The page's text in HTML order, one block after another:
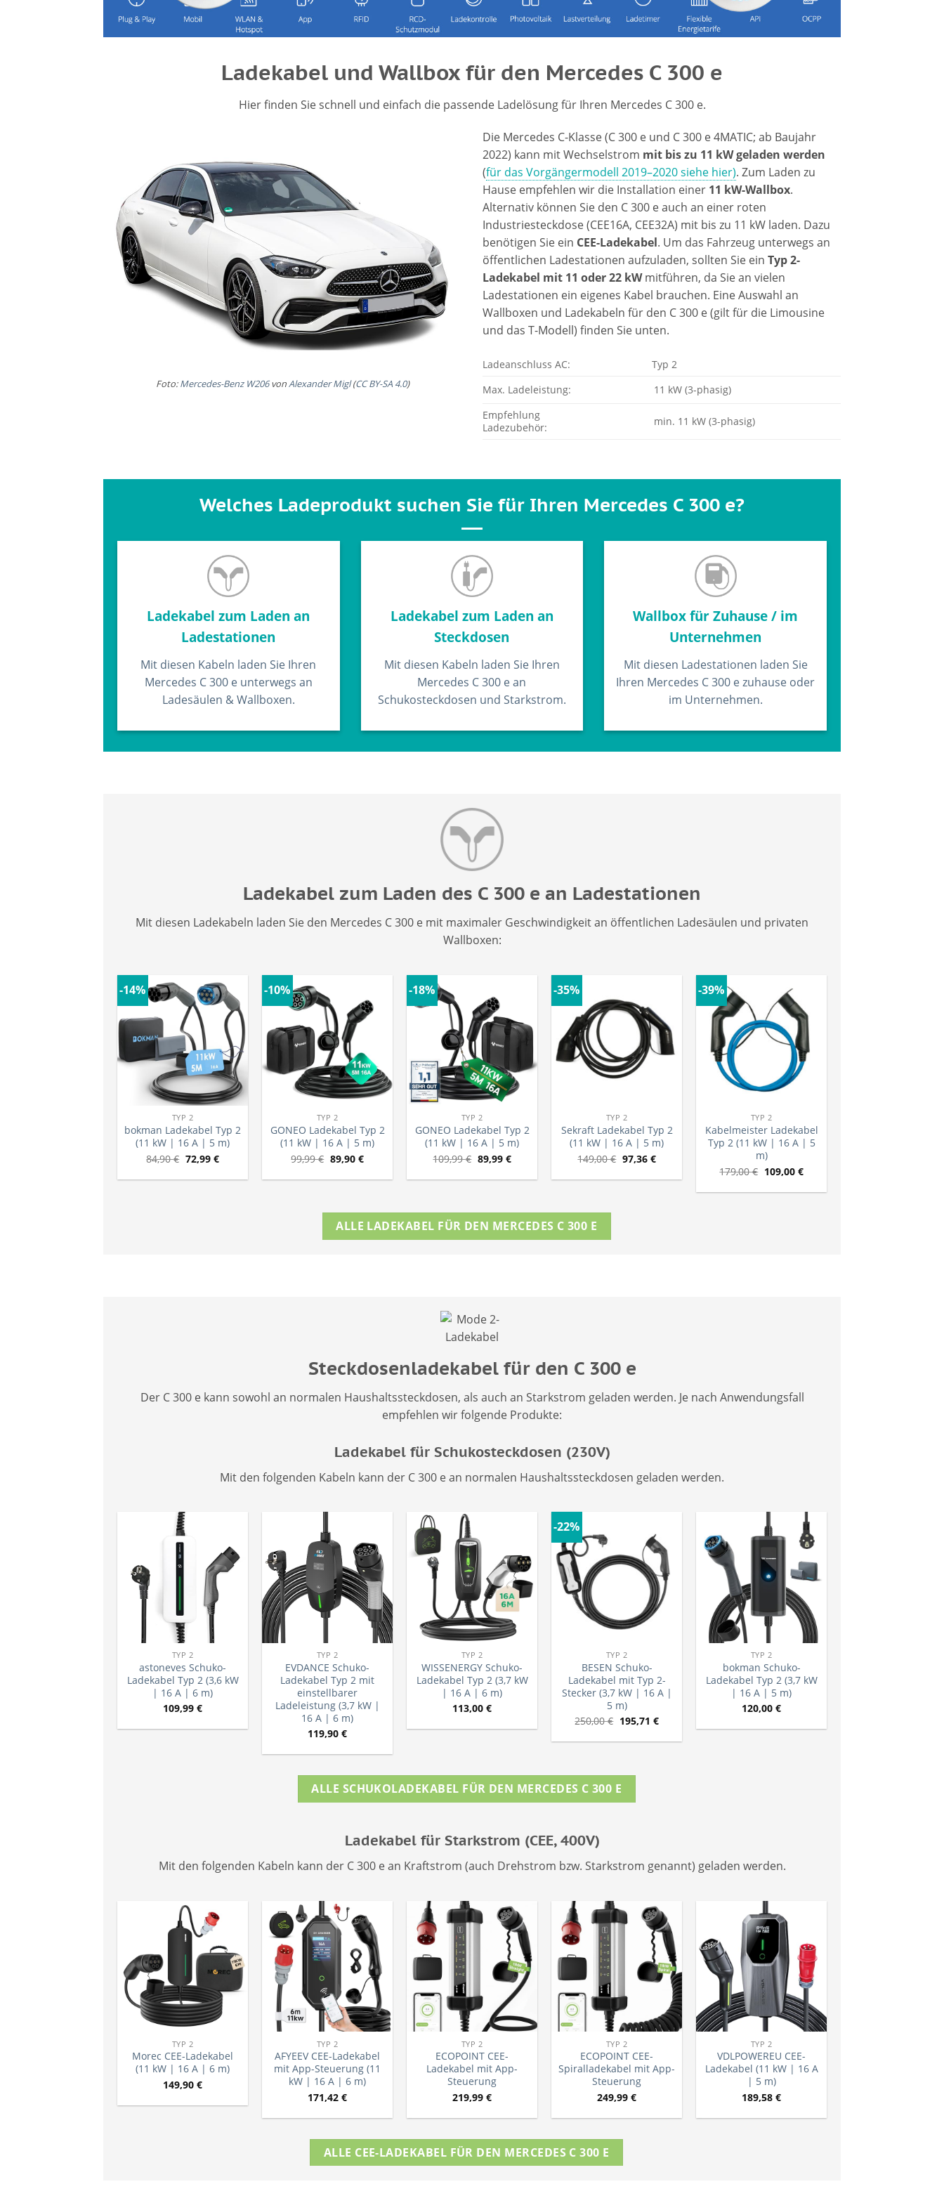
Ladekabel und Wallbox für den Mercedes C 300 e
Hier finden Sie schnell und einfach die passende Ladelösung für Ihren Mercedes C 300 e.
Foto:Mercedes-Benz W206vonAlexander Migl(CC BY-SA 4.0)
Die Mercedes C-Klasse (C 300 e und C 300 e 4MATIC; ab Baujahr
2022) kann mit Wechselstrom mit bis zu 11 kW geladen werden
(für das Vorgängermodell 2019–2020 siehe hier). Zum Laden zu
Hause empfehlen wir die Installation einer 11 kW-Wallbox.
Alternativ können Sie den C 300 e auch an einer roten
Industriesteckdose (CEE16A, CEE32A) mit bis zu 11 kW laden. Dazu
benötigen Sie ein CEE-Ladekabel. Um das Fahrzeug unterwegs an
öffentlichen Ladestationen aufzuladen, sollten Sie ein Typ 2-
Ladekabel mit 11 oder 22 kWmitführen, da Sie an vielen
Ladestationen ein eigenes Kabel brauchen. Eine Auswahl an
Wallboxen und Ladekabeln für den C 300 e (gilt für die Limousine
und das T-Modell) finden Sie unten.
Ladeanschluss AC:
Typ 2
Max. Ladeleistung:
11 kW (3-phasig)
Empfehlung
Ladezubehör:
min. 11 kW (3-phasig)
Welches Ladeprodukt suchen Sie für Ihren Mercedes C 300 e?
Ladekabel zum Laden an
Ladestationen
Mit diesen Kabeln laden Sie Ihren
Mercedes C 300 e unterwegs an
Ladesäulen & Wallboxen.
Ladekabel zum Laden an
Steckdosen
Mit diesen Kabeln laden Sie Ihren
Mercedes C 300 e an
Schukosteckdosen und Starkstrom.
Wallbox für Zuhause / im
Unternehmen
Mit diesen Ladestationen laden Sie
Ihren Mercedes C 300 e zuhause oder
im Unternehmen.
Ladekabel zum Laden des C 300 e an Ladestationen
Mit diesen Ladekabeln laden Sie den Mercedes C 300 e mit maximaler Geschwindigkeit an öffentlichen Ladesäulen und privaten
Wallboxen:
-14%
TYP 2
bokman Ladekabel Typ 2
(11 kW | 16 A | 5 m)
84,90€ 72,99 €
-10%
TYP 2
GONEO Ladekabel Typ 2
(11 kW | 16 A | 5 m)
99,99€ 89,90 €
-18%
TYP 2
GONEO Ladekabel Typ 2
(11 kW | 16 A | 5 m)
109,99€ 89,99 €
-35%
TYP 2
Sekraft Ladekabel Typ 2
(11 kW | 16 A | 5 m)
149,00€ 97,36 €
-39%
TYP 2
Kabelmeister Ladekabel
Typ 2 (11 kW | 16 A | 5
m)
179,00€ 109,00 €
ALLE LADEKABEL FÜR DEN MERCEDES C 300 E
Steckdosenladekabel für den C 300 e
Der C 300 e kann sowohl an normalen Haushaltssteckdosen, als auch an Starkstrom geladen werden. Je nach Anwendungsfall
empfehlen wir folgende Produkte:
Ladekabel für Schukosteckdosen (230V)
Mit den folgenden Kabeln kann der C 300 e an normalen Haushaltssteckdosen geladen werden.
TYP 2
astoneves Schuko-
Ladekabel Typ 2 (3,6 kW
| 16 A | 6 m)
109,99 €
TYP 2
EVDANCE Schuko-
Ladekabel Typ 2 mit
einstellbarer
Ladeleistung (3,7 kW |
16 A | 6 m)
119,90 €
TYP 2
WISSENERGY Schuko-
Ladekabel Typ 2 (3,7 kW
| 16 A | 6 m)
113,00 €
-22%
TYP 2
BESEN Schuko-
Ladekabel mit Typ 2-
Stecker (3,7 kW | 16 A |
5 m)
250,00€ 195,71 €
TYP 2
bokman Schuko-
Ladekabel Typ 2 (3,7 kW
| 16 A | 5 m)
120,00 €
ALLE SCHUKOLADEKABEL FÜR DEN MERCEDES C 300 E
Ladekabel für Starkstrom (CEE, 400V)
Mit den folgenden Kabeln kann der C 300 e an Kraftstrom (auch Drehstrom bzw. Starkstrom genannt) geladen werden.
TYP 2
Morec CEE-Ladekabel
(11 kW | 16 A | 6 m)
149,90 €
TYP 2
AFYEEV CEE-Ladekabel
mit App-Steuerung (11
kW | 16 A | 6 m)
171,42 €
TYP 2
ECOPOINT CEE-
Ladekabel mit App-
Steuerung
219,99 €
TYP 2
ECOPOINT CEE-
Spiralladekabel mit App-
Steuerung
249,99 €
TYP 2
VDLPOWEREU CEE-
Ladekabel (11 kW | 16 A
| 5 m)
189,58 €
ALLE CEE-LADEKABEL FÜR DEN MERCEDES C 300 E